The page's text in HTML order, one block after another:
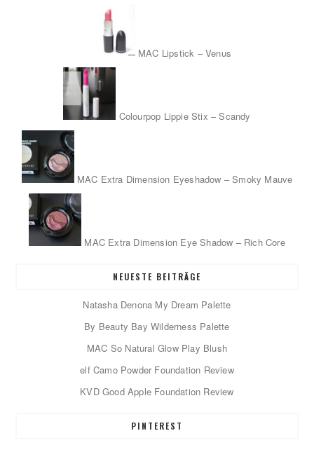
MAC Lipstick – Venus
Colourpop Lippie Stix – Scandy
MAC Extra Dimension Eyeshadow – Smoky Mauve
MAC Extra Dimension Eye Shadow – Rich Core
NEUESTE BEITRÄGE
Natasha Denona My Dream Palette
By Beauty Bay Wilderness Palette
MAC So Natural Glow Play Blush
elf Camo Powder Foundation Review
KVD Good Apple Foundation Review
PINTEREST